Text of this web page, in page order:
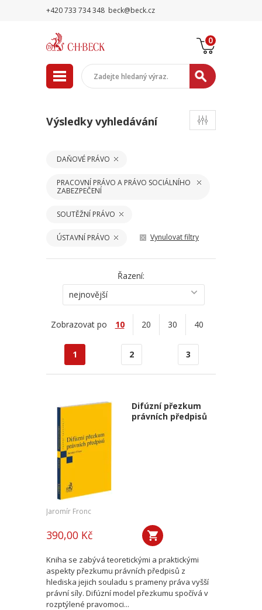
+420 733 734 348 beck@beck.cz
0
Výsledky vyhledávání
DAŇOVÉ PRÁVO
PRACOVNÍ PRÁVO A PRÁVO SOCIÁLNÍHO
ZABEZPEČENÍ
SOUTĚŽNÍ PRÁVO
ÚSTAVNÍ PRÁVO Vynulovat filtry
Řazení:
nejnovější
Zobrazovat po 10 20 30 40
1 2 3
Difúzní přezkum
právních předpisů
Jaromír Fronc
390,00 Kč
Kniha se zabývá teoretickými a praktickými
aspekty přezkumu právních předpisů z
hlediska jejich souladu s prameny práva vyšší
právní síly. Difúzní model přezkumu spočívá v
rozptýlené pravomoci...